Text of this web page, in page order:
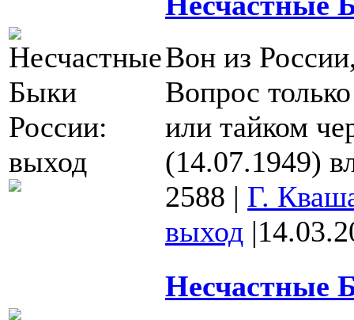
Вон из
Вопрос
или тайком
(14.07.1949)
2588 | Г.
выход |
Несчастные